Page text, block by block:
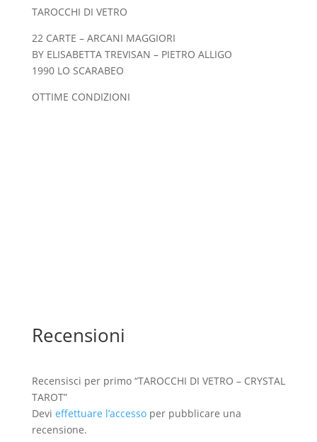
TAROCCHI DI VETRO
22 CARTE – ARCANI MAGGIORI
BY ELISABETTA TREVISAN – PIETRO ALLIGO
1990 LO SCARABEO
OTTIME CONDIZIONI
Recensioni
Recensisci per primo “TAROCCHI DI VETRO – CRYSTAL
TAROT”
Devi effettuare l’accessoper pubblicare una
recensione.